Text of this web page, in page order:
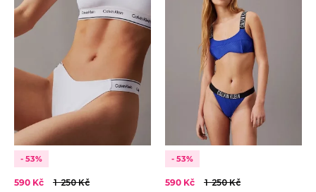
- 53%
590 Kč 1 250 Kč
- 53%
590 Kč 1 250 Kč